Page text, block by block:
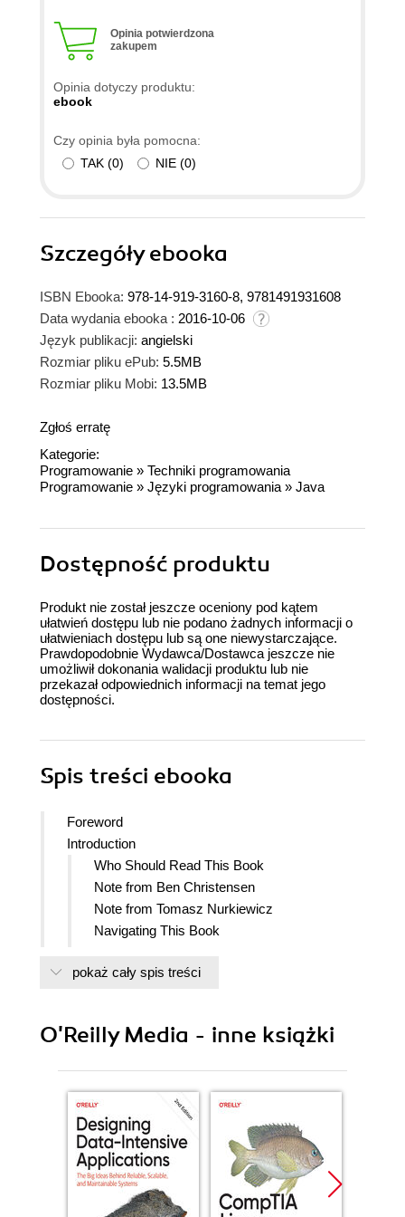
Opinia potwierdzona
zakupem
Opinia dotyczy produktu:
ebook
Czy opinia była pomocna:
TAK (0) NIE (0)
Szczegółyebooka
ISBN Ebooka: 978-14-919-3160-8, 9781491931608
Data wydania ebooka : 2016-10-06
Język publikacji: angielski
Rozmiar pliku ePub: 5.5MB
Rozmiar pliku Mobi: 13.5MB
Zgłoś erratę
Kategorie:
Programowanie » Techniki programowania
Programowanie » Języki programowania » Java
Dostępność produktu
Produkt nie został jeszcze oceniony pod kątem
ułatwień dostępu lub nie podano żadnych informacji o
ułatwieniach dostępu lub są one niewystarczające.
Prawdopodobnie Wydawca/Dostawca jeszcze nie
umożliwił dokonania walidacji produktu lub nie
przekazał odpowiednich informacji na temat jego
dostępności.
Spis treści ebooka
Foreword
Introduction
Who Should Read This Book
Note from Ben Christensen
Note from Tomasz Nurkiewicz
Navigating This Book
Conventions Used in This Book
Acknowledgments
1. Reactive Programming with RxJava
Reactive Programming and RxJava
When You Need Reactive Programming
How RxJava Works
Push versus Pull
Async versus Sync
pokaż cały spis treści
O'Reilly Media - inne książki